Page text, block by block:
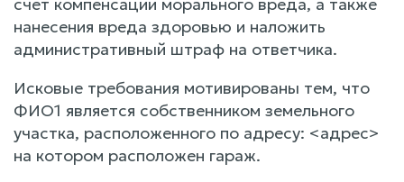
нанесения вреда здоровью и наложить
административный штраф на ответчика.
Исковые требования мотивированы тем, что
ФИО1 является собственником земельного
участка, расположенного по адресу: <адрес>
на котором расположен гараж.